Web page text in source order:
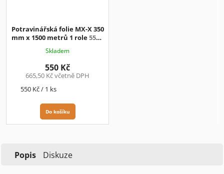
Potravinářská folie MX-X 350
mm x 1500 metrů 1 role550.-
Skladem
665,50 Kč včetně DPH
550 Kč
Měrná
550 Kč / 1 ks
Do košíku
Popis Diskuze